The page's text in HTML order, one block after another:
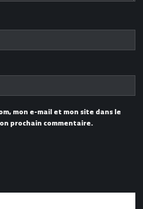
mon e-mail et mon site dans le
prochain commentaire.